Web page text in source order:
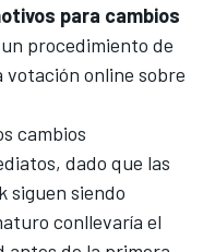
para cambios
procedimiento de
votación online sobre
cambios
dado que las
siguen siendo
conllevaría el